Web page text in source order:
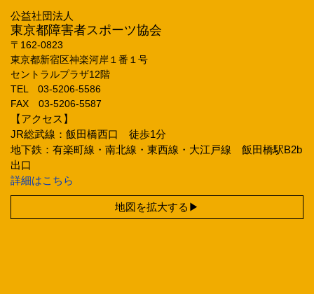
公益社団法人
東京都障害者スポーツ協会
〒162‐0823
東京都新宿区神楽河岸１番１号
セントラルプラザ12階
TEL 03‐5206‐5586
FAX 03‐5206‐5587
【アクセス】
JR総武線：飯田橋西口 徒歩1分
地下鉄：有楽町線・南北線・東西線・大江戸線 飯田橋駅B2b
出口
詳細はこちら
地図を拡大する